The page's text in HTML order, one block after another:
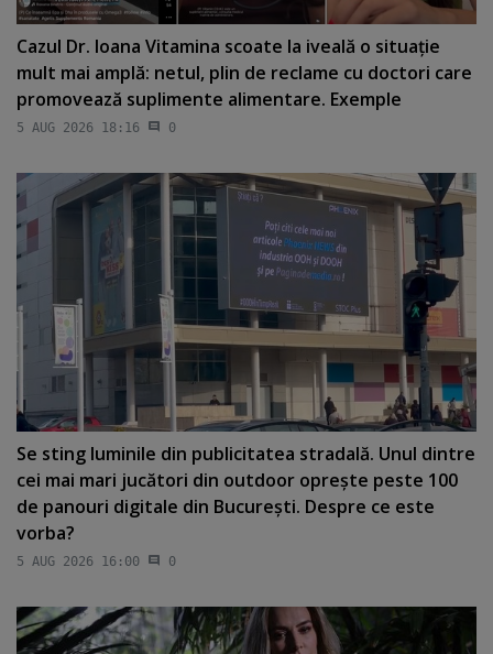
Cazul Dr. Ioana Vitamina scoate la iveală o situaţie
mult mai amplă: netul, plin de reclame cu doctori care
promovează suplimente alimentare. Exemple
5 AUG 2026 18:16 0
Se sting luminile din publicitatea stradală. Unul dintre
cei mai mari jucători din outdoor opreşte peste 100
de panouri digitale din Bucureşti. Despre ce este
vorba?
5 AUG 2026 16:00 0